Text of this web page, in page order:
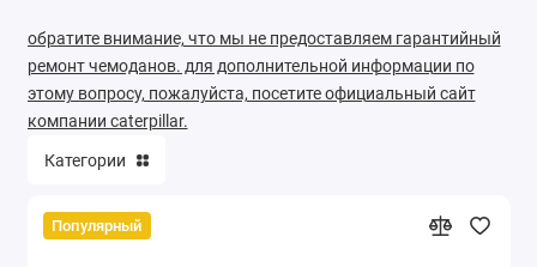
обратите внимание, что мы не предоставляем гарантийный
ремонт чемоданов. для дополнительной информации по
этому вопросу, пожалуйста, посетите официальный сайт
компании caterpillar.
Категории
Популярный